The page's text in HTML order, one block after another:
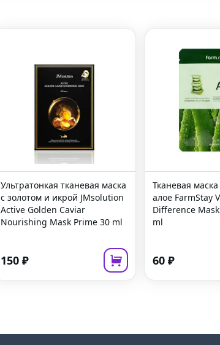
Ультратонкая тканевая маска
с золотом и икрой JMsolution
Active Golden Caviar
Nourishing Mask Prime 30 ml
150 ₽
Тканевая
алое FarmStay
Difference
ml
60 ₽